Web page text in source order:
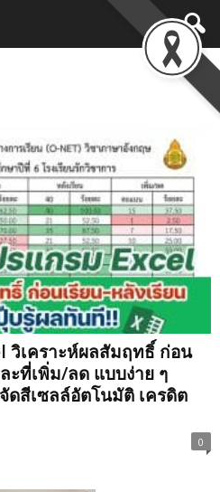
วิเคราะห์ผลสัมฤทธิ์ ก่อน
ะที่เพิ่ม/ลด แบบง่าย ๆ
สีเซลล์อัตโนมัติ เครดิต
0